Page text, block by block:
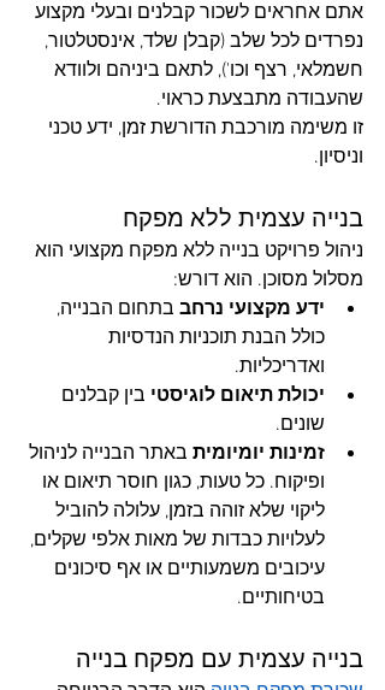
אתם אחראים לשכור קבלנים ובעלי מקצוע
נפרדים לכל שלב (קבלן שלד, אינסטלטור,
חשמלאי, רצף וכו'), לתאם ביניהם ולוודא
שהעבודה מתבצעת כראוי.
זו משימה מורכבת הדורשת זמן, ידע טכני
וניסיון.
בנייה עצמית ללא מפקח
ניהול פרויקט בנייה ללא מפקח מקצועי הוא
מסלול מסוכן. הוא דורש:
ידע מקצועי נרחב בתחום הבנייה,
כולל הבנת תוכניות הנדסיות
ואדריכליות.
יכולת תיאום לוגיסטי בין קבלנים
שונים.
זמינות יומיומית באתר הבנייה לניהול
ופיקוח. כל טעות, כגון חוסר תיאום או
ליקוי שלא זוהה בזמן, עלולה להוביל
לעלויות כבדות של מאות אלפי שקלים,
עיכובים משמעותיים או אף סיכונים
בטיחותיים.
בנייה עצמית עם מפקח בנייה